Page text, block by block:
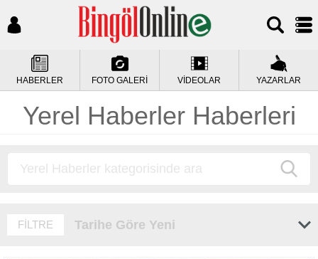
HABERLER FOTO GALERİ VİDEOLAR YAZARLAR
Yerel Haberler Haberleri
FİLTRE Tarihe Göre Yeni